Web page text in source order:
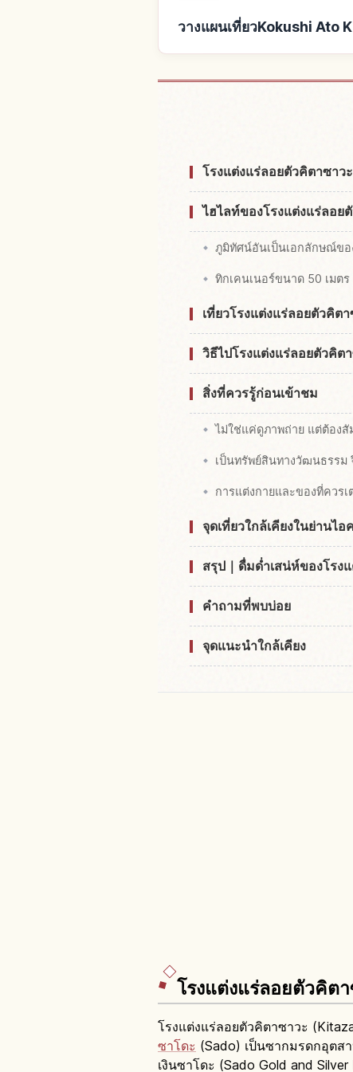
วางแผนเที่ยวKokushi Ato
โรงแต่งแร่ลอยตัวคิตาซา
ไฮไลท์ของโรงแต่งแร่ลอ
ภูมิทัศน์อันเป็นเอกลักษณ์ข
ทิกเคนเนอร์ขนาด 50 เมต
เที่ยวโรงแต่งแร่ลอยตัวคิต
วิธีไปโรงแต่งแร่ลอยตัวคิต
สิ่งที่ควรรู้ก่อนเข้าชม
ไม่ใช่แค่ดูภาพถ่าย แต่ต้อง
เป็นทรัพย์สินทางวัฒนธรรม
การแต่งกายและของที่ควร
จุดเที่ยวใกล้เคียงในย่านไ
สรุป｜ดื่มด่ำเสน่ห์ของโรง
คำถามที่พบบ่อย
จุดแนะนำใกล้เคียง
โรงแต่งแร่ลอยตัวคิต
โรงแต่งแร่ลอยตัวคิตาซาวะ
ซาโดะ (Sado) เป็นซากมรดกอุตส
เงินซาโดะ (Sado Gold and Silver